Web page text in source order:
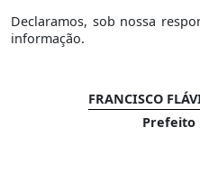
Declaramos, sob nossa
informação.
FRANCISCO
Prefeito